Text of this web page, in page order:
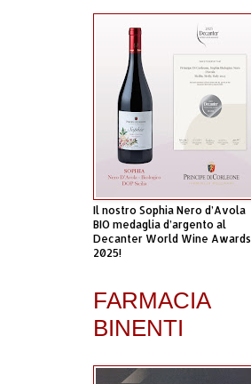
Il nostro Sophia Nero d’Avola
BIO medaglia d’argento al
Decanter World Wine Awards
2025!
FARMACIA
BINENTI